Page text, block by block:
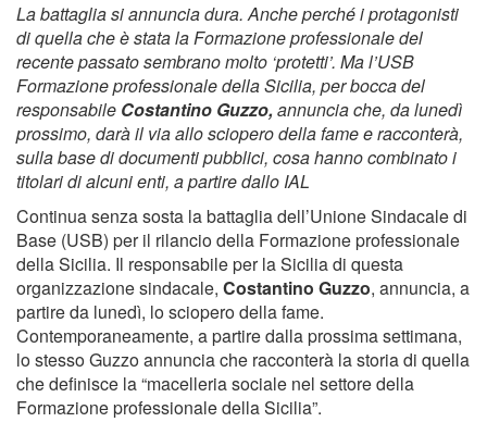
La battaglia si annuncia dura. Anche perché i protagonisti
di quella che è stata la Formazione professionale del
recente passato sembrano molto ‘protetti’. Ma l’USB
Formazione professionale della Sicilia, per bocca del
responsabile Costantino Guzzo, annuncia che, da lunedì
prossimo, darà il via allo sciopero della fame e racconterà,
sulla base di documenti pubblici, cosa hanno combinato i
titolari di alcuni enti, a partire dallo IAL
Continua senza sosta la battaglia dell’Unione Sindacale di
Base (USB) per il rilancio della Formazione professionale
della Sicilia. Il responsabile per la Sicilia di questa
organizzazione sindacale, Costantino Guzzo, annuncia, a
partire da lunedì, lo sciopero della fame.
Contemporaneamente, a partire dalla prossima settimana,
lo stesso Guzzo annuncia che racconterà la storia di quella
che definisce la “macelleria sociale nel settore della
Formazione professionale della Sicilia”.